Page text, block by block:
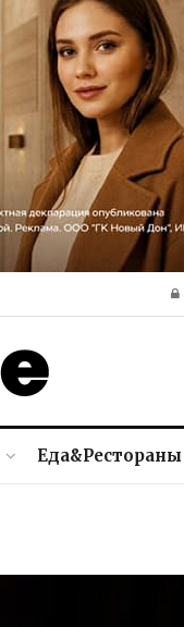
Еда&Рестораны